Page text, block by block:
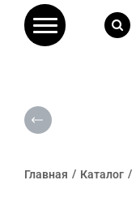
Главная Каталог